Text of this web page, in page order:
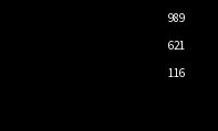
989
621
116